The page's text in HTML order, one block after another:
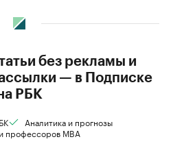
без рекламы и
— в Подписке
РБК
Аналитика и прогнозы
профессоров MBA